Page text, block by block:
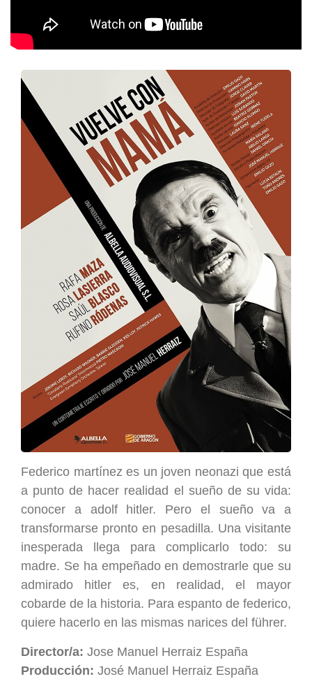
Federico martínez es un joven neonazi que está
a punto de hacer realidad el sueño de su vida:
conocer a adolf hitler. Pero el sueño va a
transformarse pronto en pesadilla. Una visitante
inesperada llega para complicarlo todo: su
madre. Se ha empeñado en demostrarle que su
admirado hitler es, en realidad, el mayor
cobarde de la historia. Para espanto de federico,
quiere hacerlo en las mismas narices del führer.
Director/a: Jose Manuel Herraiz España
Producción: José Manuel Herraiz España